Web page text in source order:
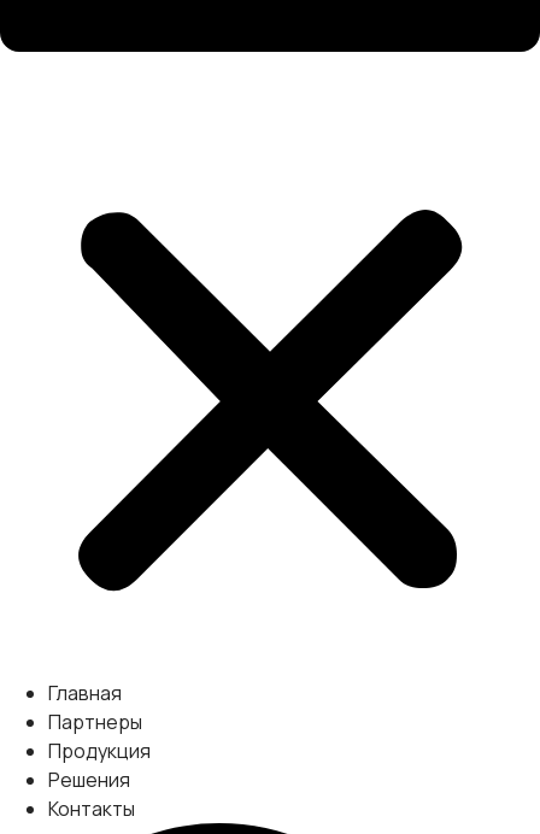
Главная
Партнеры
Продукция
Решения
Контакты